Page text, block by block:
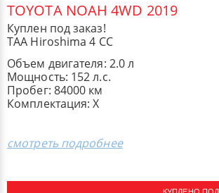
TOYOTA NOAH 4WD 2019
Куплен под заказ!
TAA Hiroshima 4 CC
Объем двигателя: 2.0 л
Мощность: 152 л.с.
Пробег: 84000 км
Комплектация: X
смотреть подробнее